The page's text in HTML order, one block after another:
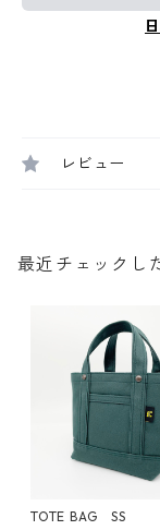
レビュー
最近チェックし
TOTE BAG SS